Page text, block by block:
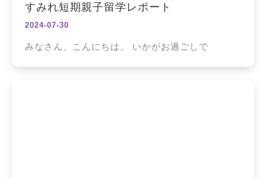
すみれ短期親子留学レポート
2024-07-30
みなさん、こんにちは。 いかがお過ごしで